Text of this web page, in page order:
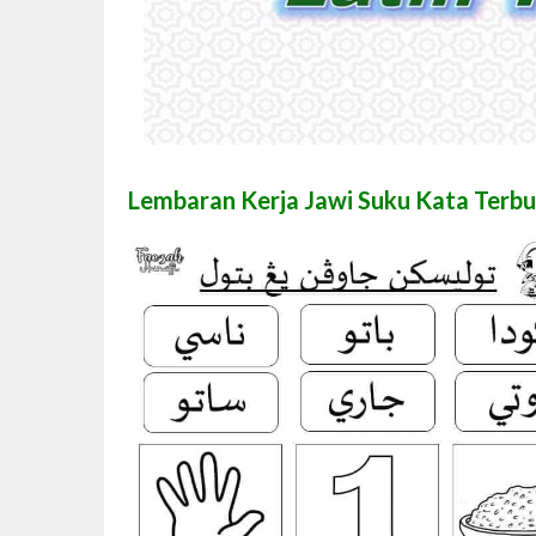
Lembaran Kerja Jawi Suku Kata